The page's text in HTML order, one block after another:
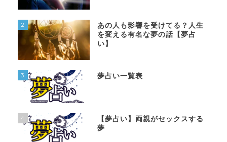
2
あの人も影響を受けてる？人生
を変える有名な夢の話【夢占
い】
3 夢占い一覧表
4
【夢占い】両親がセックスする
夢